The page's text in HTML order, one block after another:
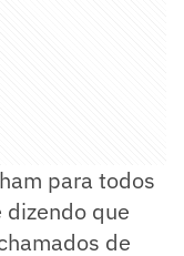
para todos
dizendo que
de